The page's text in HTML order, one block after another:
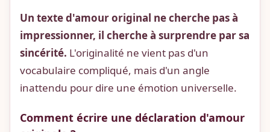
Un texte d'amour original ne cherche pas à
impressionner, il cherche à surprendre par sa
sincérité. L'originalité ne vient pas d'un
vocabulaire compliqué, mais d'un angle
inattendu pour dire une émotion universelle.
Comment écrire une déclaration d'amour